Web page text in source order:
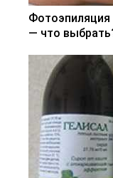
Фотоэпиляция
— что